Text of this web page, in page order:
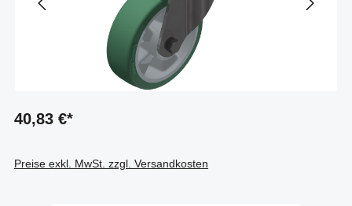
40,83 €*
Preise exkl. MwSt. zzgl. Versandkosten